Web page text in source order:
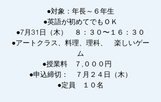
●対象：年長～６年生
●英語が初めてでもＯＫ
●7月31日（木） ８：３０〜１６：３０
●アートクラス、料理、理科、 楽しいゲー
ム
●授業料 ７,０００円
●申込締切： ７月２４日（木）
●定員 １０名